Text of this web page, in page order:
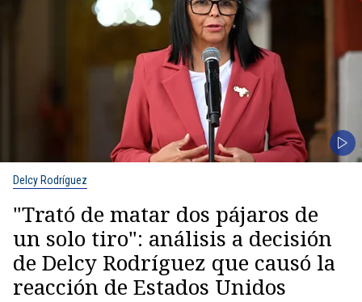
Delcy Rodríguez
"Trató de matar dos pájaros de
un solo tiro": análisis a decisión
de Delcy Rodríguez que causó la
reacción de Estados Unidos